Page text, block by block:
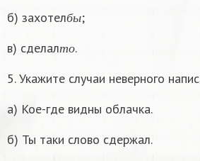
б) захотел б ы
б ;
в) сделал т о .
5. Укажите случаи неверного
а) Кое-где видны облачка.
б) Ты таки слово сдержал.